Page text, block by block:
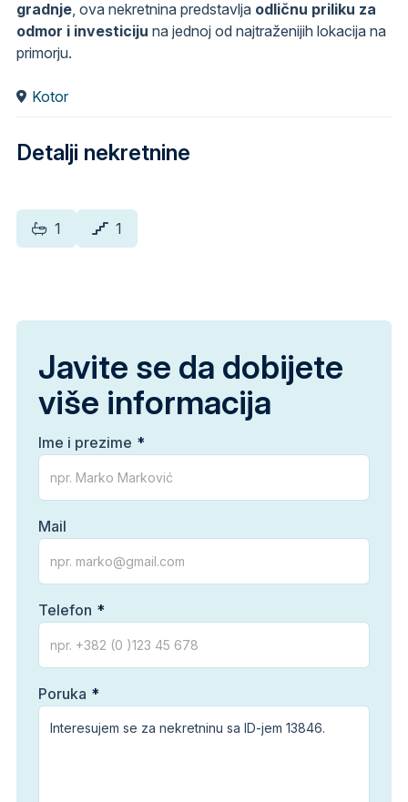
gradnje , ova nekretnina predstavlja odličnu priliku za
odmor i investiciju na jednoj od najtraženijih lokacija na
primorju.
Kotor
Detalji nekretnine
1 1
Javite se da dobijete
više informacija
Ime i prezime
Mail
Telefon
Poruka